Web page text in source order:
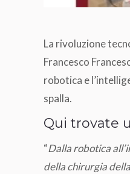
La rivoluzione
Francesco
robotica e
spalla.
Qui trovate
“Dalla robotica
della chirurgia